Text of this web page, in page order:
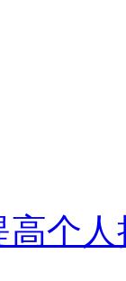
个